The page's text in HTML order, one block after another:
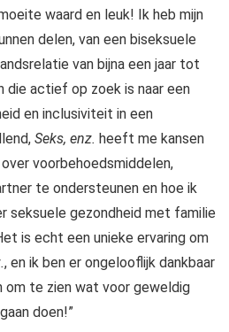
waard en leuk! Ik heb mijn
delen, van een biseksuele
van bijna een jaar tot
die actief op zoek is naar een
en inclusiviteit in een
Seks, enz. heeft me kansen
voorbehoedsmiddelen,
te ondersteunen en hoe ik
seksuele gezondheid met familie
is echt een unieke ervaring om
, en ik ben er ongelooflijk dankbaar
om te zien wat voor geweldig
doen!”